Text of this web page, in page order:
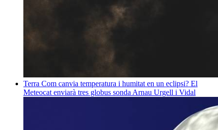
Terra Com canvia temperatura i humitat en un eclipsi? El
Meteocat enviarà tres globus sonda Arnau Urgell i Vidal